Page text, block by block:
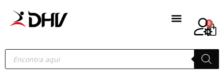
0